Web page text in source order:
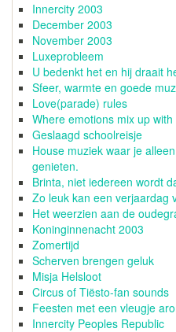
Innercity 2003
December 2003
November 2003
Luxeprobleem
U bedenkt het en hij draait
Sfeer, warmte en goede
Love(parade) rules
Where emotions mix up
Geslaagd schoolreisje
House muziek waar je
genieten.
Brinta, niet iedereen wordt
Zo leuk kan een verjaardag
Het weerzien aan de
Koninginnenacht 2003
Zomertijd
Scherven brengen geluk
Misja Helsloot
Circus of Tiësto-fan sounds
Feesten met een vleugje
Innercity Peoples Republic